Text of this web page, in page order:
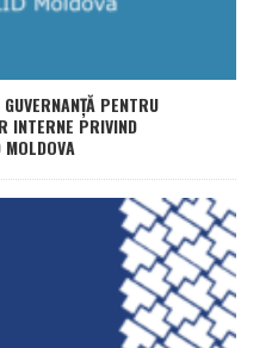
PENTRU
INTERNE PRIVIND
MOLDOVA